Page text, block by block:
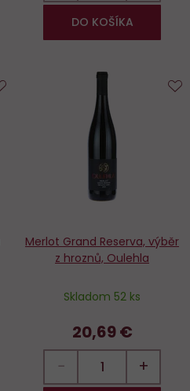
DO KOŠÍKA
Merlot Grand Reserva, výběr
z hroznů, Oulehla
Skladom 52 ks
20,69 €
− +